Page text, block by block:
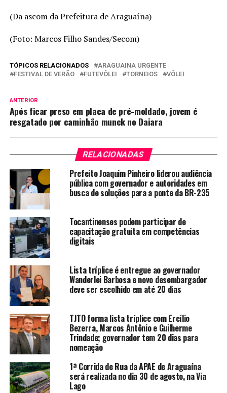
(Da ascom da Prefeitura de Araguaína)
(Foto: Marcos Filho Sandes/Secom)
TÓPICOS RELACIONADOS
ARAGUAINA URGENTE
FESTIVAL DE VERÃO
FUTEVÔLEI TORNEIOS VÔLEI
ANTERIOR
Após ficar preso em placa de pré-moldado, jovem é
resgatado por caminhão munck no Daiara
RELACIONADAS
Prefeito Joaquim Pinheiro liderou audiência
pública com governador e autoridades em
busca de soluções para a ponte da BR-235
Tocantinenses podem participar de
capacitação gratuita em competências
digitais
Lista tríplice é entregue ao governador
Wanderlei Barbosa e novo desembargador
deve ser escolhido em até 20 dias
TJTO forma lista tríplice com Ercílio
Bezerra, Marcos Antônio e Guilherme
Trindade; governador tem 20 dias para
nomeação
1ª Corrida de Rua da APAE de Araguaína
será realizada no dia 30 de agosto, na Via
Lago